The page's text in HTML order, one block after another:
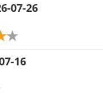
07-26
16